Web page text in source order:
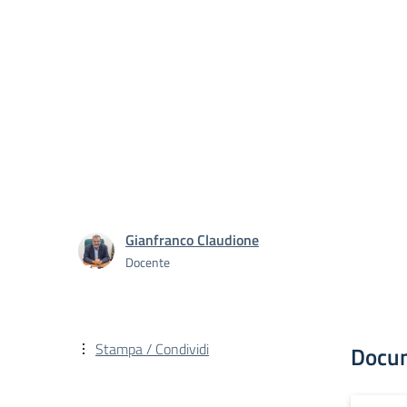
Gianfranco Claudione
Docente
Stampa / Condividi